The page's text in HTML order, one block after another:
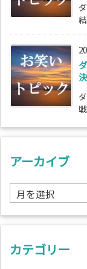
アーカイブ
ア
ー
カ
ブ
カテゴリー